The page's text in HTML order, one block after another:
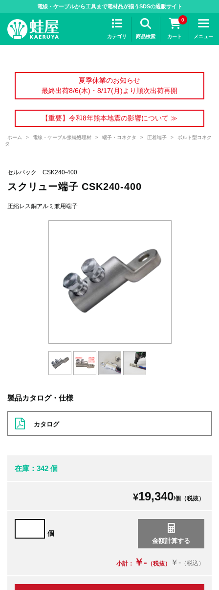
電線・ケーブルから工具まで電材品が揃うSDSの通販サイト
カテゴリ 商品検索
0
カート メニュー
夏季休業のお知らせ
最終出荷8/6(木)・8/17(月)より順次出荷再開
【重要】令和8年熊本地震の影響について ≫
ホーム > 電線・ケーブル接続処理材 > 端子・コネクタ > 圧着端子 >
ボルト型コネク
タ
セルパック CSK240-400
スクリュー端子 CSK240-400
圧縮レス銅アルミ兼用端子
製品カタログ・仕様
カタログ
在庫：342 個
¥19,340/個（税抜）
個
小計： ￥- （税抜） ￥- （税込）